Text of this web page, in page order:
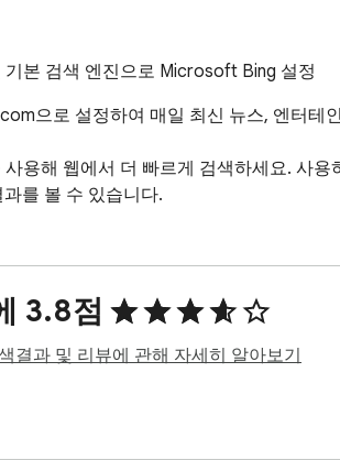
기본 검색 엔진으로 Microsoft Bing 설정
으로 설정하여 매일 최신 뉴스, 엔터
용해 웹에서 더 빠르게 검색하세요. 사
를 볼 수 있습니다.
3.8점
결과 및 리뷰에 관해 자세히 알아보기